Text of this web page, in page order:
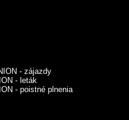
- zájazdy
- leták
- poistné plnenia